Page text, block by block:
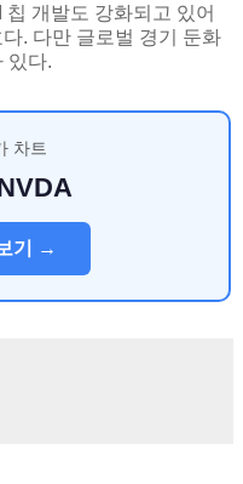
개발도 강화되고 있어
. 다만 글로벌 경기 둔화
있다.
차트
기 →